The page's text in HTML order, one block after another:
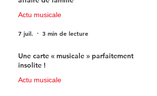
Actu musicale
7 juil. 3 min de lecture
Une carte « musicale » parfaitement
insolite !
Actu musicale